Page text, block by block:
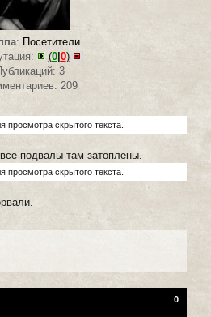
: Посетители
(0|0)
3
209
скрытого текста.
подвалы там затоплены.
скрытого текста.
0